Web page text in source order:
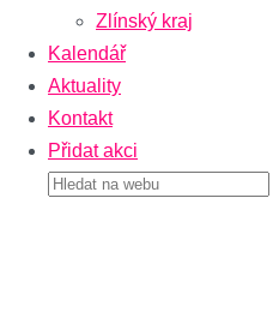
Zlínský kraj
Kalendář
Aktuality
Kontakt
Přidat akci